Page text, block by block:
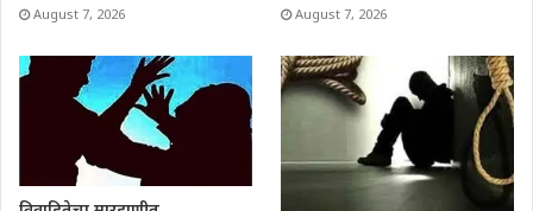
August 7, 2026 August 7, 2026